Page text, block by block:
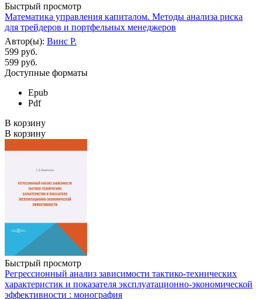
Быстрый просмотр
Математика управления капиталом. Методы анализа риска
для трейдеров и портфельных менеджеров
Автор(ы): Винс Р.
599 руб.
599 руб.
Доступные форматы
Epub
Pdf
В корзину
В корзину
Быстрый просмотр
Регрессионный анализ зависимости тактико-технических
характеристик и показателя эксплуатационно-экономической
эффективности : монография